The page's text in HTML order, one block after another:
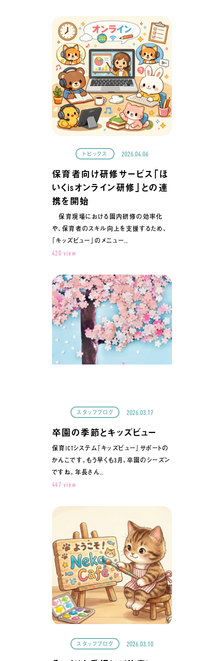
トピックス 2026.04.06
保育者向け研修サービス「ほ
いくisオンライン研修」との連
携を開始
保育現場における園内研修の効率化
や、保育者のスキル向上を支援するため、
「キッズビュー」のメニュー…
420 view
スタッフブログ 2026.03.17
卒園の季節とキッズビュー
保育ICTシステム「キッズビュー」サポートの
かんこです。もう早くも3月、卒園のシーズン
ですね。年長さん…
447 view
スタッフブログ 2026.03.10